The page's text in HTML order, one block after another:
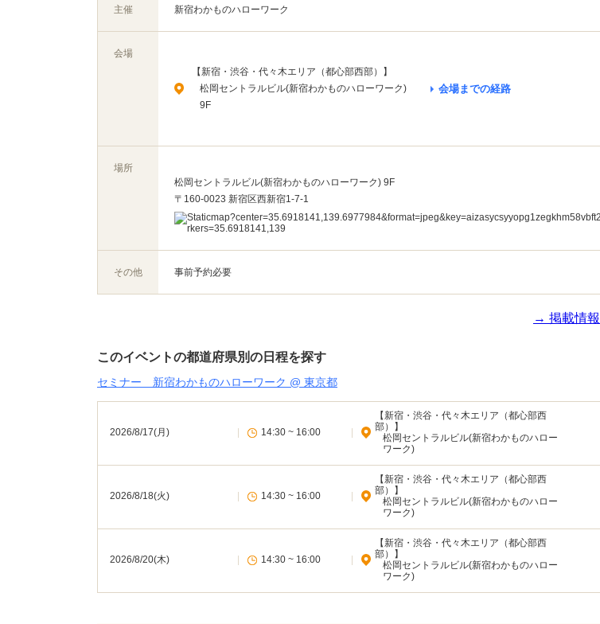
主催 新宿わかものハローワーク
会場
【新宿・渋谷・代々木エリア（都心部西部）】
松岡セントラルビル(新宿わかものハローワーク)
9F
会場までの経路
場所
松岡セントラルビル(新宿わかものハローワーク) 9F
〒160-0023 新宿区西新宿1-7-1
その他 事前予約必要
→ 掲載情
このイベントの都道府県別の日程を探す
セミナー 新宿わかものハローワーク @ 東京都
2026/8/17(月) 14:30 ~ 16:00
【新宿・渋谷・代々木エリア（都心部西
部）】
松岡セントラルビル(新宿わかものハロー
ワーク)
2026/8/18(火) 14:30 ~ 16:00
【新宿・渋谷・代々木エリア（都心部西
部）】
松岡セントラルビル(新宿わかものハロー
ワーク)
2026/8/20(木) 14:30 ~ 16:00
【新宿・渋谷・代々木エリア（都心部西
部）】
松岡セントラルビル(新宿わかものハロー
ワーク)